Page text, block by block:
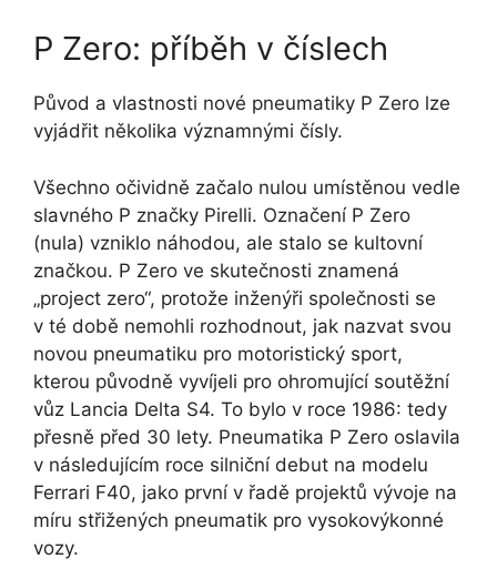
P Zero: příběh v číslech
Původ a vlastnosti nové pneumatiky P Zero lze
vyjádřit několika významnými čísly.
Všechno očividně začalo nulou umístěnou vedle
slavného P značky Pirelli. Označení P Zero
(nula) vzniklo náhodou, ale stalo se kultovní
značkou. P Zero ve skutečnosti znamená
„project zero“, protože inženýři společnosti se
v té době nemohli rozhodnout, jak nazvat svou
novou pneumatiku pro motoristický sport,
kterou původně vyvíjeli pro ohromující soutěžní
vůz Lancia Delta S4. To bylo v roce 1986: tedy
přesně před 30 lety. Pneumatika P Zero oslavila
v následujícím roce silniční debut na modelu
Ferrari F40, jako první v řadě projektů vývoje na
míru střižených pneumatik pro vysokovýkonné
vozy.